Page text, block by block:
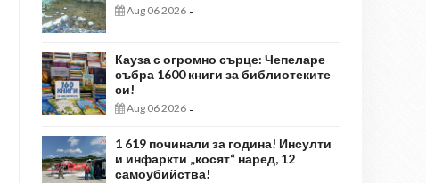
Aug 06 2026 -
Кауза с огромно сърце: Чепеларе
събра 1600 книги за библиотеките
си!
Aug 06 2026 -
1 619 починали за година! Инсулти
и инфаркти „косят“ наред, 12
самоубийства!